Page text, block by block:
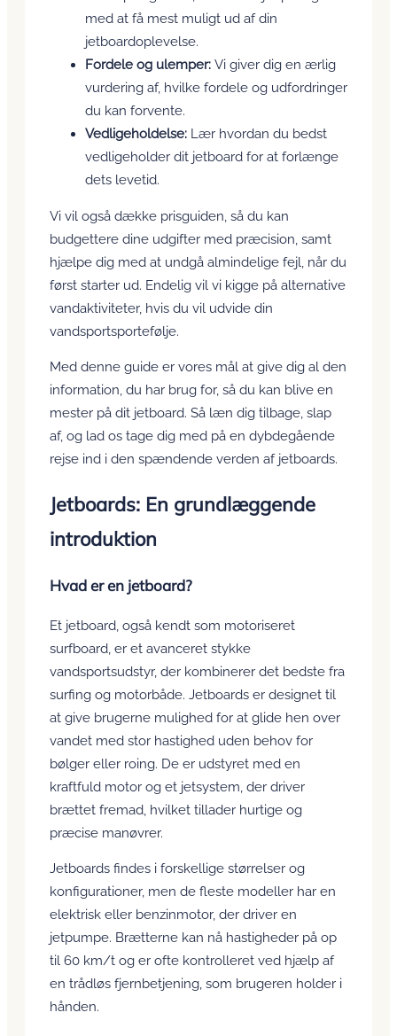
med at få mest muligt ud af din
jetboardoplevelse.
Fordele og ulemper: Vi giver dig en ærlig
vurdering af, hvilke fordele og udfordringer
du kan forvente.
Vedligeholdelse: Lær hvordan du bedst
vedligeholder dit jetboard for at forlænge
dets levetid.
Vi vil også dække prisguiden, så du kan
budgettere dine udgifter med præcision, samt
hjælpe dig med at undgå almindelige fejl, når du
først starter ud. Endelig vil vi kigge på alternative
vandaktiviteter, hvis du vil udvide din
vandsportsportefølje.
Med denne guide er vores mål at give dig al den
information, du har brug for, så du kan blive en
mester på dit jetboard. Så læn dig tilbage, slap
af, og lad os tage dig med på en dybdegående
rejse ind i den spændende verden af jetboards.
Jetboards: En grundlæggende
introduktion
Hvad er en jetboard?
Et jetboard, også kendt som motoriseret
surfboard, er et avanceret stykke
vandsportsudstyr, der kombinerer det bedste fra
surfing og motorbåde. Jetboards er designet til
at give brugerne mulighed for at glide hen over
vandet med stor hastighed uden behov for
bølger eller roing. De er udstyret med en
kraftfuld motor og et jetsystem, der driver
brættet fremad, hvilket tillader hurtige og
præcise manøvrer.
Jetboards findes i forskellige størrelser og
konfigurationer, men de fleste modeller har en
elektrisk eller benzinmotor, der driver en
jetpumpe. Brætterne kan nå hastigheder på op
til 60 km/t og er ofte kontrolleret ved hjælp af
en trådløs fjernbetjening, som brugeren holder i
hånden.